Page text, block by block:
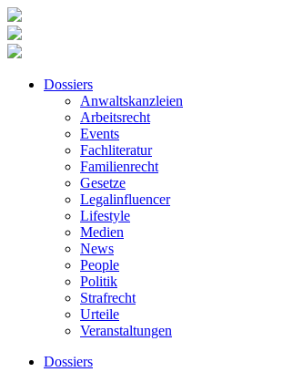
Dossiers
Anwaltskanzleien
Arbeitsrecht
Events
Fachliteratur
Familienrecht
Gesetze
Legalinfluencer
Lifestyle
Medien
News
People
Politik
Strafrecht
Urteile
Veranstaltungen
Dossiers